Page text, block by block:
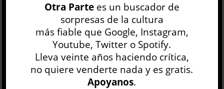
30 NÚMEROS
Otra Partees un buscador de
sorpresas de la cultura
más fiable que Google, Instagram,
Youtube, Twitter o Spotify.
Lleva veinte años haciendo crítica,
no quiere venderte nada y es gratis.
Apoyanos.